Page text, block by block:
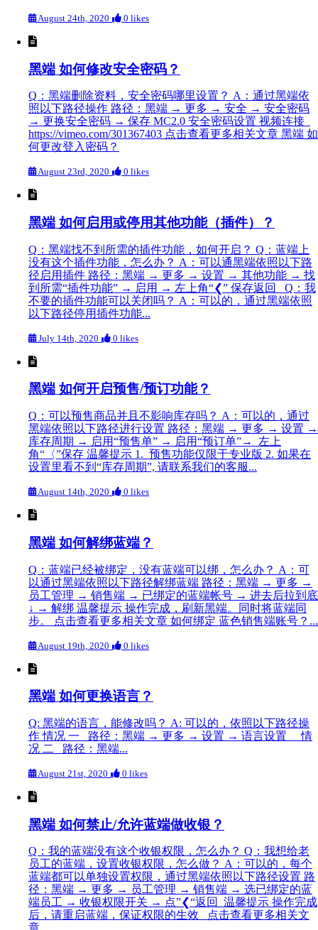
August 24th, 2020 0 likes
黑端 如何修改安全密码？
Q：黑端删除资料，安全密码哪里设置？ A：通过黑端依
照以下路径操作 路径：黑端 → 更多 → 安全 → 安全密码
→ 更换安全密码 → 保存 MC2.0 安全密码设置 视频连接
https://vimeo.com/301367403 点击查看更多相关文章 黑端 如
何更改登入密码？
August 23rd, 2020 0 likes
黑端 如何启用或停用其他功能（插件）？
Q：黑端找不到所需的插件功能，如何开启？ Q：蓝端上
没有这个插件功能，怎么办？ A：可以通黑端依照以下路
径启用插件 路径：黑端 → 更多 → 设置 → 其他功能 → 找
到所需“插件功能” → 启用 → 左上角“❮” 保存返回 Q：我
不要的插件功能可以关闭吗？ A：可以的，通过黑端依照
以下路径停用插件功能...
July 14th, 2020 0 likes
黑端 如何开启预售/预订功能？
Q：可以预售商品并且不影响库存吗？ A：可以的，通过
黑端依照以下路径进行设置 路径：黑端 → 更多 → 设置 →
库存周期 → 启用“预售单” → 启用“预订单”→ 左上
角“〈”保存 温馨提示 1. 预售功能仅限于专业版 2. 如果在
设置里看不到“库存周期”, 请联系我们的客服...
August 14th, 2020 0 likes
黑端 如何解绑蓝端？
Q：蓝端已经被绑定，没有蓝端可以绑，怎么办？ A：可
以通过黑端依照以下路径解绑蓝端 路径：黑端 → 更多 →
员工管理 → 销售端 → 已绑定的蓝端帐号 → 进去后拉到底
↓ → 解绑 温馨提示 操作完成，刷新黑端。同时将蓝端同
步。 点击查看更多相关文章 如何绑定 蓝色销售端账号？...
August 19th, 2020 0 likes
黑端 如何更换语言？
Q: 黑端的语言，能修改吗？ A: 可以的，依照以下路径操
作 情况 一 路径：黑端 → 更多 → 设置 → 语言设置 情
况 二 路径：黑端...
August 21st, 2020 0 likes
黑端 如何禁止/允许蓝端做收银？
Q：我的蓝端没有这个收银权限，怎么办？ Q：我想给老
员工的蓝端，设置收银权限，怎么做？ A：可以的，每个
蓝端都可以单独设置权限，通过黑端依照以下路径设置 路
径：黑端 → 更多 → 员工管理 → 销售端 → 选已绑定的蓝
端员工 → 收银权限开关 → 点”❮“返回 温馨提示 操作完成
后，请重启蓝端，保证权限的生效 点击查看更多相关文